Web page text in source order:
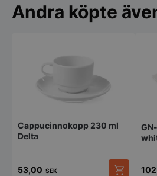
Andra köpte
Cappucinnokopp 230 ml
Delta
53,00 SEK